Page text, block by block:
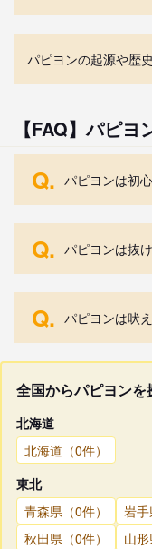
パピヨンの起源や歴史
【FAQ】パピ
Q. パピヨンは初
Q. パピヨンは抜
Q. パピヨンは吠
全国からパピヨンを
北海道
北海道（0件）
東北
青森県（0件）
岩手
秋田県（0件）
山形